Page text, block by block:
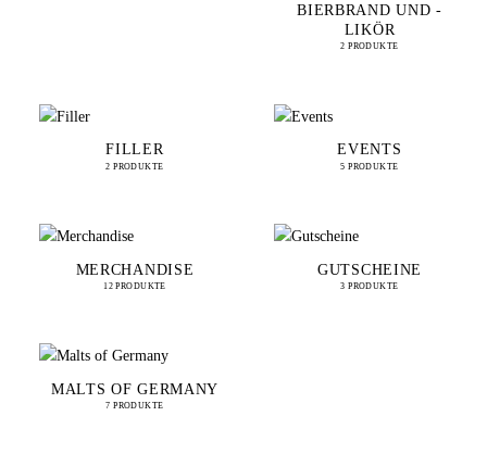
BIERBRAND UND -
LIKÖR
2 PRODUKTE
FILLER
2 PRODUKTE
EVENTS
5 PRODUKTE
MERCHANDISE
12 PRODUKTE
GUTSCHEINE
3 PRODUKTE
MALTS OF GERMANY
7 PRODUKTE